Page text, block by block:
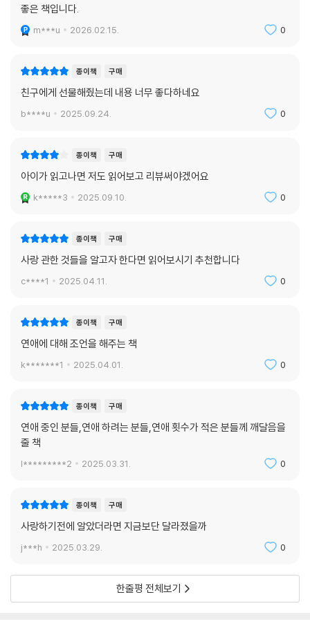
좋은 책입니다.
m***u 2026.02.15. 0
종이책 구매
친구에게 선물해줬는데 내용 너무 좋다하네요
b****u 2025.09.24. 0
종이책 구매
아이가 읽고나면 저도 읽어보고 리뷰써야겠어요
k*****3 2025.09.10. 0
종이책 구매
사랑 관한 것들을 알고자 한다면 읽어보시기 추천합니다
c****1 2025.04.11. 0
종이책 구매
연애에 대해 조언을 해주는 책
k*******1 2025.04.01. 0
종이책 구매
연애 중인 분들,연애 하려는 분들,연애 횟수가 적은 분들께 깨달음을
줄 책
l*********2 2025.03.31. 0
종이책 구매
사랑하기전에 알았더라면 지금보단 달라졌을까
j***h 2025.03.29. 0
한줄평 전체보기